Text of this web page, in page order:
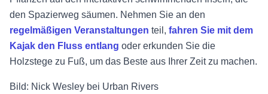
den Spazierweg säumen. Nehmen Sie an den
regelmäßigen Veranstaltungen teil, fahren Sie mit dem
Kajak den Fluss entlang oder erkunden Sie die
Holzstege zu Fuß, um das Beste aus Ihrer Zeit zu machen.
Bild: Nick Wesley bei Urban Rivers